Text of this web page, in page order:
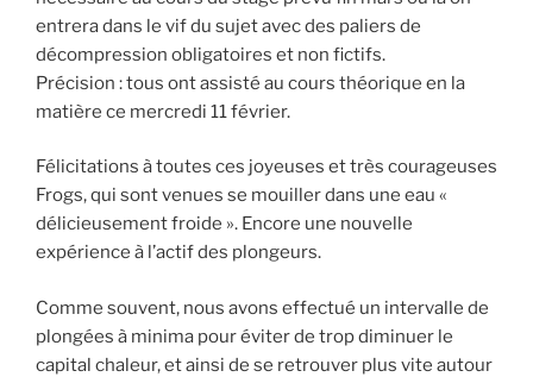
entrera dans le vif du sujet avec des paliers de
décompression obligatoires et non fictifs.
Précision : tous ont assisté au cours théorique en la
matière ce mercredi 11 février.
Félicitations à toutes ces joyeuses et très courageuses
Frogs, qui sont venues se mouiller dans une eau «
délicieusement froide ». Encore une nouvelle
expérience à l’actif des plongeurs.
Comme souvent, nous avons effectué un intervalle de
plongées à minima pour éviter de trop diminuer le
capital chaleur, et ainsi de se retrouver plus vite autour